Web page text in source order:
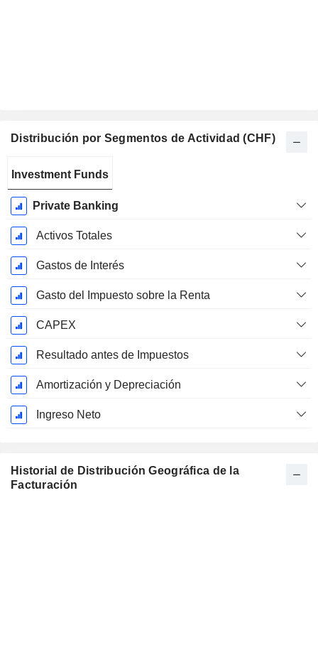
Distribución por Segmentos de Actividad (CHF)
fiscal:
Diciembre
Investment Funds
Private Banking
Activos Totales
Gastos de Interés
Gasto del Impuesto sobre la Renta
CAPEX
Resultado antes de Impuestos
Amortización y Depreciación
Ingreso Neto
Historial de Distribución Geográfica de la
Facturación